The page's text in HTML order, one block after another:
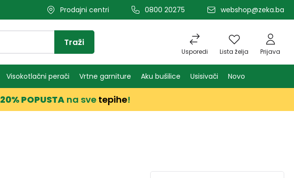
Prodajni centri 0800 20275 webshop@zeka.ba
Usporedi Lista želja Prijava
Traži
Visokotlačni perači Vrtne garniture Aku bušilice Usisivači Novo
20% POPUSTA na sve tepihe!